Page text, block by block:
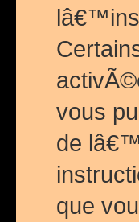
vous
de
que